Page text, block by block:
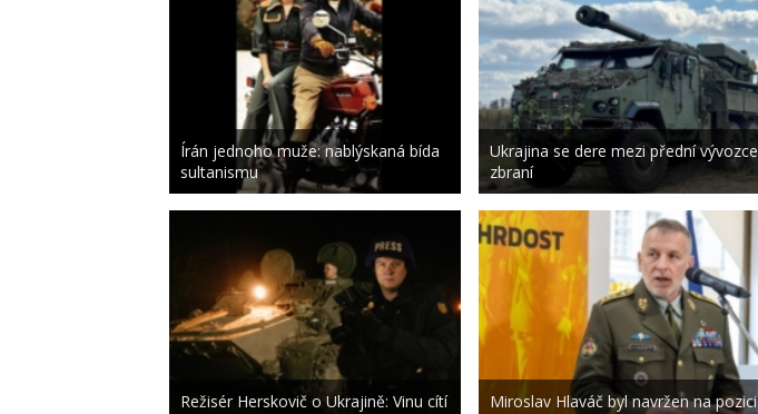
Írán jednoho muže: nablýskaná bída
sultanismu
Režisér Herskovič o Ukrajině: Vinu cítí
Ukrajina se dere mezi přední vývozce
zbraní
Miroslav Hlaváč byl navržen na pozici